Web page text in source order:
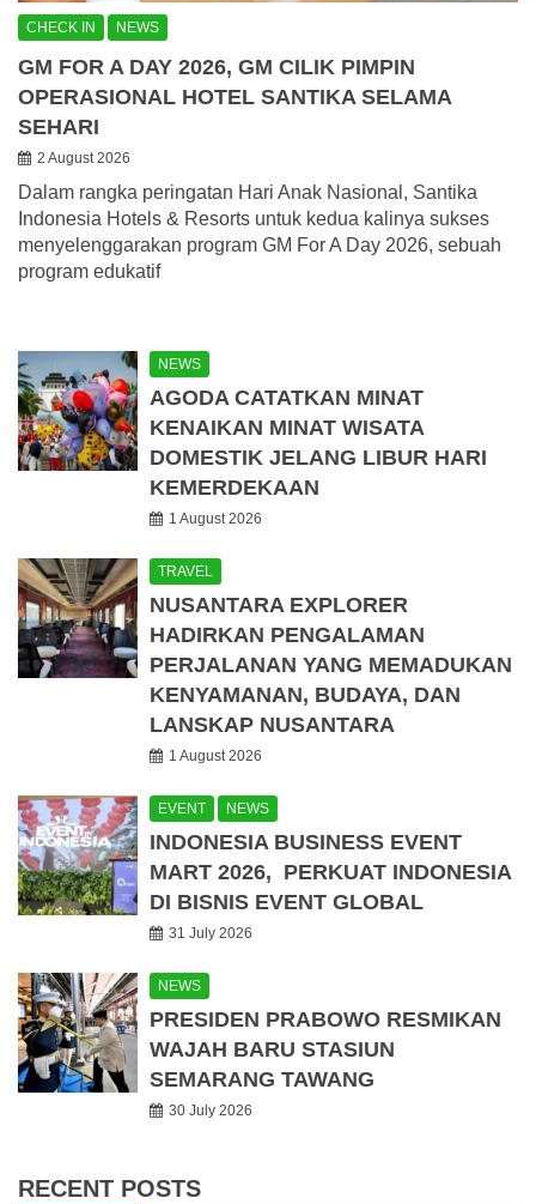
CHECK IN NEWS
GM FOR A DAY 2026, GM CILIK PIMPIN
OPERASIONAL HOTEL SANTIKA SELAMA
SEHARI
2 August 2026
Dalam rangka peringatan Hari Anak Nasional, Santika
Indonesia Hotels & Resorts untuk kedua kalinya sukses
menyelenggarakan program GM For A Day 2026, sebuah
program edukatif
NEWS
AGODA CATATKAN MINAT
KENAIKAN MINAT WISATA
DOMESTIK JELANG LIBUR HARI
KEMERDEKAAN
1 August 2026
TRAVEL
NUSANTARA EXPLORER
HADIRKAN PENGALAMAN
PERJALANAN YANG MEMADUKAN
KENYAMANAN, BUDAYA, DAN
LANSKAP NUSANTARA
1 August 2026
EVENT NEWS
INDONESIA BUSINESS EVENT
MART 2026, PERKUAT INDONESIA
DI BISNIS EVENT GLOBAL
31 July 2026
NEWS
PRESIDEN PRABOWO RESMIKAN
WAJAH BARU STASIUN
SEMARANG TAWANG
30 July 2026
RECENT POSTS